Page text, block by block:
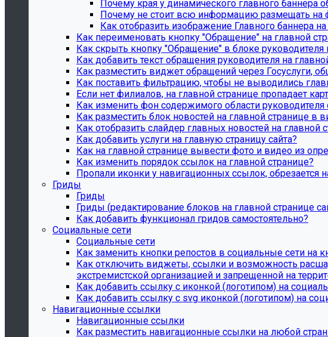
Почему края у динамического главного баннера
Почему не стоит всю информацию размещать на
Как отобразить изображение Главного баннера
Как переименовать кнопку "Обращение" на главной
Как скрыть кнопку "Обращение" в блоке руководителя
Как добавить текст обращения руководителя на
Как разместить виджет обращений через Госуслуги,
Как поставить фильтрацию, чтобы не выводились
Если нет филиалов, на главной странице пропадает
Как изменить фон содержимого области руководителя
Как разместить блок новостей на главной странице в
Как отобразить слайдер главных новостей на
Как добавить услуги на главную страницу сайта?
Как на главной странице вывести фото и видео из
Как изменить порядок ссылок на главной странице?
Пропали иконки у навигационных ссылок, обрезается
Гриды
Гриды
Гриды (редактирование блоков на главной странице
Как добавить функционал гридов самостоятельно?
Социальные сети
Социальные сети
Как заменить кнопки репостов в социальные сети на
Как отключить виджеты, ссылки и возможность
экстремистской организацией и запрещенной на
Как добавить ссылку с иконкой (логотипом) на
Как добавить ссылку с svg иконкой (логотипом) на
Навигационные ссылки
Навигационные ссылки
Как разместить навигационные ссылки на любой